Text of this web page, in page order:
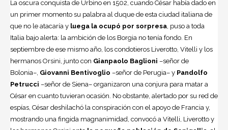
La oscura conquista de Urbino en 1502, cuando César había dado en
un primer momento su palabra al duque de esta ciudad italiana de
que no le atacaría y luega la ocupó por sorpresa , puso a toda
Italia bajo alerta: la ambición de los Borgia no tenía fondo. En
septiembre de ese mismo año, los condotieros Liverotto, Vitelli y los
hermanos Orsini, junto con Gianpaolo Baglioni –señor de
Bolonia–, Giovanni Bentivoglio –señor de Perugia– y Pandolfo
Petrucci –señor de Siena– organizaron una conjura para matar a
César en cuanto tuvieran ocasión. No obstante, alertado por su red de
espías, César deshilachó la conspiración con el apoyo de Francia y,
mostrando una fingida magnanimidad, convocó a Vitelli, Liverotto y